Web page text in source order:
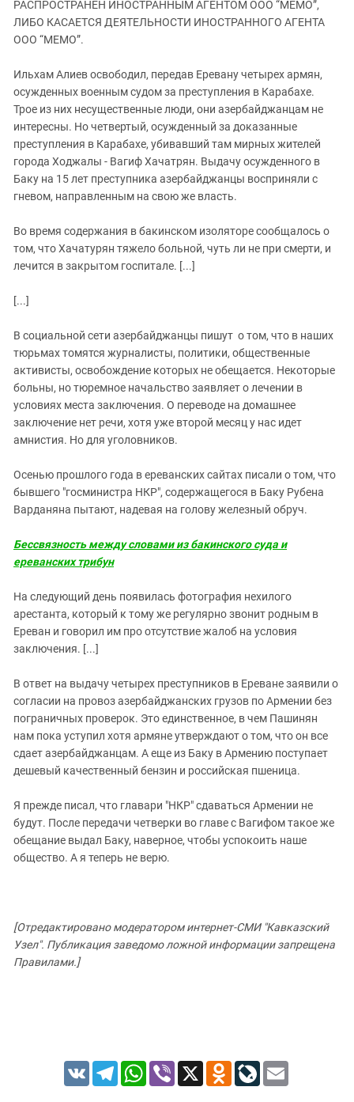
ЗАСТАВЛЯЕТ
КАВКАЗ ЗА ПАЛЕСТИНУ
МОБИЛИЗАЦИЯ И ПРОТЕСТЫ
Ингушетия
Калмыкия
Карачаево-Черкесия
Краснодарский край
Нагорный Карабах
Российская Федерация
Северная Осетия - Алания
Чечня
Южная Осетия
Южный Кавказ
РАСПРОСТРАНЕН ИНОСТРАННЫМ АГЕНТОМ ООО “МЕМО”,
ЛИБО КАСАЕТСЯ ДЕЯТЕЛЬНОСТИ ИНОСТРАННОГО АГЕНТА
ООО “МЕМО”.
Ильхам Алиев освободил, передав Еревану четырех армян,
осужденных военным судом за преступления в Карабахе.
Трое из них несущественные люди, они азербайджанцам не
интересны. Но четвертый, осужденный за доказанные
преступления в Карабахе, убивавший там мирных жителей
города Ходжалы - Вагиф Хачатрян. Выдачу осужденного в
Баку на 15 лет преступника азербайджанцы восприняли с
гневом, направленным на свою же власть.
Во время содержания в бакинском изоляторе сообщалось о
том, что Хачатурян тяжело больной, чуть ли не при смерти, и
лечится в закрытом госпитале. [...]
[...]
В социальной сети азербайджанцы пишут о том, что в наших
тюрьмах томятся журналисты, политики, общественные
активисты, освобождение которых не обещается. Некоторые
больны, но тюремное начальство заявляет о лечении в
условиях места заключения. О переводе на домашнее
заключение нет речи, хотя уже второй месяц у нас идет
амнистия. Но для уголовников.
Осенью прошлого года в ереванских сайтах писали о том, что
бывшего "госминистра НКР", содержащегося в Баку Рубена
Варданяна пытают, надевая на голову железный обруч.
Бессвязность между словами из бакинского суда и
ереванских трибун
На следующий день появилась фотография нехилого
арестанта, который к тому же регулярно звонит родным в
Ереван и говорил им про отсутствие жалоб на условия
заключения. [...]
В ответ на выдачу четырех преступников в Ереване заявили о
согласии на провоз азербайджанских грузов по Армении без
пограничных проверок. Это единственное, в чем Пашинян
нам пока уступил хотя армяне утверждают о том, что он все
сдает азербайджанцам. А еще из Баку в Армению поступает
дешевый качественный бензин и российская пшеница.
Я прежде писал, что главари "НКР" сдаваться Армении не
будут. После передачи четверки во главе с Вагифом такое же
обещание выдал Баку, наверное, чтобы успокоить наше
общество. А я теперь не верю.
[Отредактировано модератором интернет-СМИ "Кавказский
Узел". Публикация заведомо ложной информации запрещена
Правилами.]
VK TelegramWhatsApp
Viber X Odnoklassniki
LiveJournal
Email